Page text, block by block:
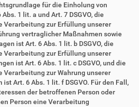
für die Einholung von
1 lit. a und Art. 7 DSGVO, die
Verarbeitung zur Erfüllung unserer
vertraglicher Maßnahmen sowie
ist Art. 6 Abs. 1 lit. b DSGVO, die
Verarbeitung zur Erfüllung unserer
ist Art. 6 Abs. 1 lit. c DSGVO, und die
Verarbeitung zur Wahrung unserer
Art. 6 Abs. 1 lit. f DSGVO. Für den Fall,
der betroffenen Person oder
Person eine Verarbeitung